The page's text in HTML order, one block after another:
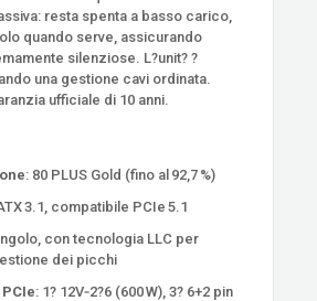
resta spenta a basso carico,
quando serve, assicurando
silenziose. L?unit? ?
una gestione cavi ordinata.
ufficiale di 10 anni.
: 80 PLUS Gold (fino al 92,7 %)
3.1, compatibile PCIe 5.1
con tecnologia LLC per
dei picchi
: 1? 12V‑2?6 (600 W), 3? 6+2 pin